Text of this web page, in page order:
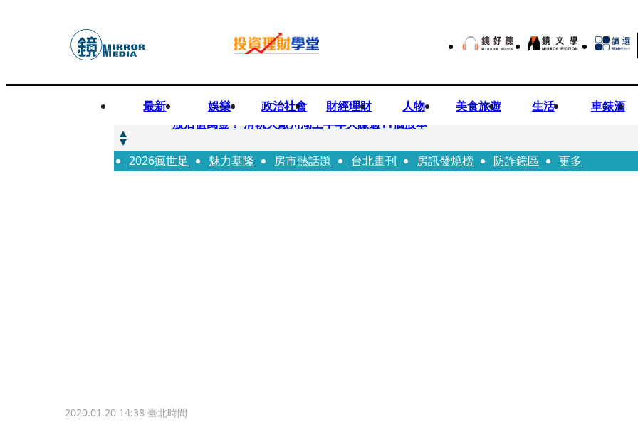
最新 娛樂 政治社會 財經理財 人物 美食旅遊 生活 車錶酒
快訊
股后值萬金！ 滑軌大廠川湖上半年大賺逾11個股本
快訊
詐騙慈濟10億元佣金案 中院裁定女律師4人羈押禁見1人交保
2026瘋世足 魅力基隆 房市熱話題 台北畫刊 房訊發燒榜 防詐鏡區 更多
2020.01.20 14:38臺北時間